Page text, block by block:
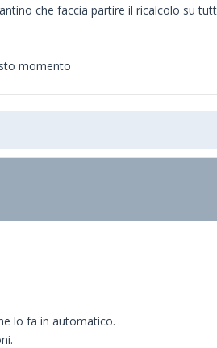
che faccia partire il ricalcolo su
momento
lo fa in automatico.